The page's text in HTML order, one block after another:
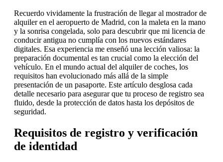
Recuerdo vividamente la frustración de llegar al mostrador de
alquiler en el aeropuerto de Madrid, con la maleta en la mano
y la sonrisa congelada, solo para descubrir que mi licencia de
conducir antigua no cumplía con los nuevos estándares
digitales. Esa experiencia me enseñó una lección valiosa: la
preparación documental es tan crucial como la elección del
vehículo. En el mundo actual del alquiler de coches, los
requisitos han evolucionado más allá de la simple
presentación de un pasaporte. Este artículo desglosa cada
detalle necesario para asegurar que tu proceso de registro sea
fluido, desde la protección de datos hasta los depósitos de
seguridad.
Requisitos de registro y verificación
de identidad